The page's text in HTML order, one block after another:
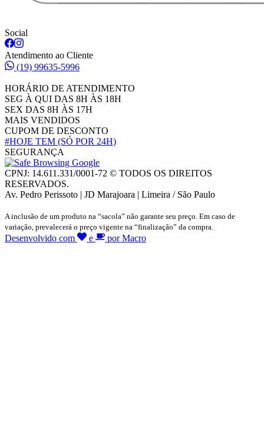
Social
Atendimento ao Cliente
(19) 99635-5996
HORÁRIO DE ATENDIMENTO
SEG À QUI DAS 8H ÀS 18H
SEX DAS 8H ÀS 17H
MAIS VENDIDOS
CUPOM DE DESCONTO
#HOJE TEM (SÓ POR 24H)
SEGURANÇA
CPNJ: 14.611.331/0001-72 © TODOS OS DIREITOS
RESERVADOS.
Av. Pedro Perissoto | JD Marajoara | Limeira / São Paulo
A inclusão de um produto na “sacola” não garante seu preço. Em caso de
variação, prevalecerá o preço vigente na “finalização” da compra.
Desenvolvido com e por Macro